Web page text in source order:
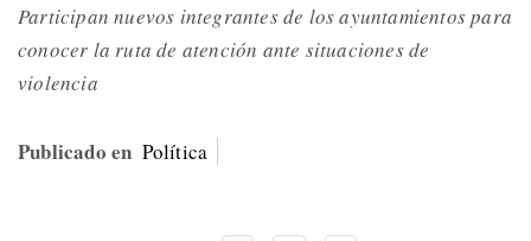
Participan nuevos integrantes de los ayuntamientos para
conocer la ruta de atención ante situaciones de
violencia
Publicado en Política